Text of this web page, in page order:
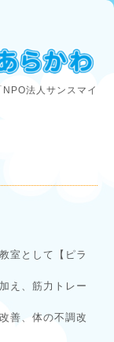
法人サンスマイ
室として【ピラ
え、筋力トレー
善、体の不調改